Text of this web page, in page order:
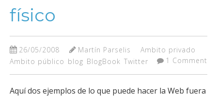
físico
26/05/2008 Martín Parselis
Ambito privado
Ambito público blog BlogBook Twitter 1 Comment
Aquí dos ejemplos de lo que puede hacer la Web fuera